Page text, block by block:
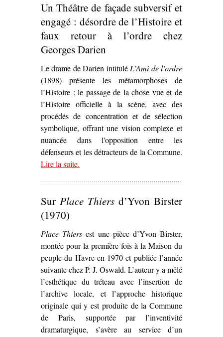
Un Théâtre de façade subversif et
engagé : désordre de l’Histoire et
faux retour à l’ordre chez
Georges Darien
Le drame de Darien intituléL’Ami de l’ordre
(1898) présente les métamorphoses de
l’Histoire : le passage de la chose vue et de
l’Histoire officielle à la scène, avec des
procédés de concentration et de sélection
symbolique, offrant une vision complexe et
nuancée dans l'opposition entre les
défenseurs et les détracteurs de la Commune.
Lire la suite– ‘Un Théâtre de façade subversif et engagé :
.
Sur Place Thiers d’Yvon Birster
(1970)
Place Thiers est une pièce d’Yvon Birster,
montée pour la première fois à la Maison du
peuple du Havre en 1970 et publiée l’année
suivante chez P. J. Oswald. L’auteur y a mêlé
l’esthétique du tréteau avec l’insertion de
l’archive locale, et l’approche historique
originale qui y est produite de la Commune
de Paris, supportée par l’inventivité
dramaturgique, s’avère au service d’un